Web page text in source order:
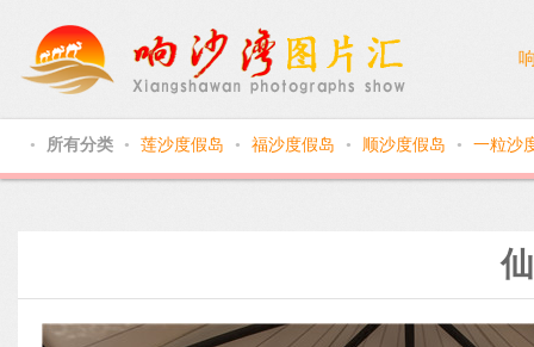
● 所有分类 ● 莲沙度假岛 ● 福沙度假岛 ● 顺沙度假岛 ● 一粒沙